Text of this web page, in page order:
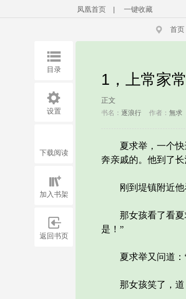
凤凰首页 | 一键收藏
首页
1，上常家
正文
书名： 逐浪行 作者： 無求
夏求举，一个快进
奔亲戚的。他到了
刚到堤镇附近他看
那女孩看了看夏求
是！”
夏求举又问道：“
那女孩笑了，道：
目录
设置
下载阅读
加入书架
返回书页